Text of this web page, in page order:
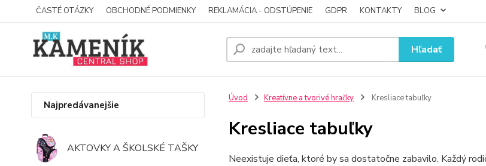
ČASTÉ OTÁZKY OBCHODNÉ PODMIENKY REKLAMÁCIA - ODSTÚPENIE GDPR KONTAKTY BLOG
Hľadať
Najpredávanejšie
AKTOVKY A ŠKOLSKÉ TAŠKY
Úvod Kreatívne a tvorivé hračky Kresliace tabuľky
Kresliace tabuľky
Neexistuje dieťa, ktoré by sa dostatočne zabavilo. Každý